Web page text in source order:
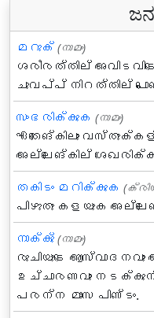
മറുക്‌ (നാമം)
ശരീരത്തില്‍
ചുവപ്പ്‌ നിറത്തില്‍
സംഭരിക്കുക (നാമം)
ഏതെങ്കിലും
അല്ലെങ്കില്
തകിടം മറിക്കുക
പിഴുതു കളയുക
നാക്കു്‌ (നാമം)
രുചിയുടെ
ഉച്ചാരണവും
പരന്ന മാംസ പിണ്ടം.